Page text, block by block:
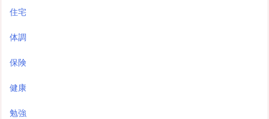
住宅
体調
保険
健康
勉強